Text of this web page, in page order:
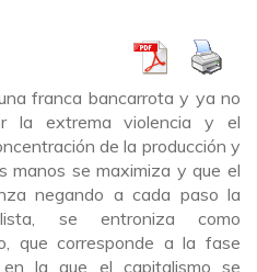
franca bancarrota y ya no
la extrema violencia y el
de la producción y
manos se maximiza y que el
negando a cada paso la
se entroniza como
que corresponde a la fase
la que el capitalismo se